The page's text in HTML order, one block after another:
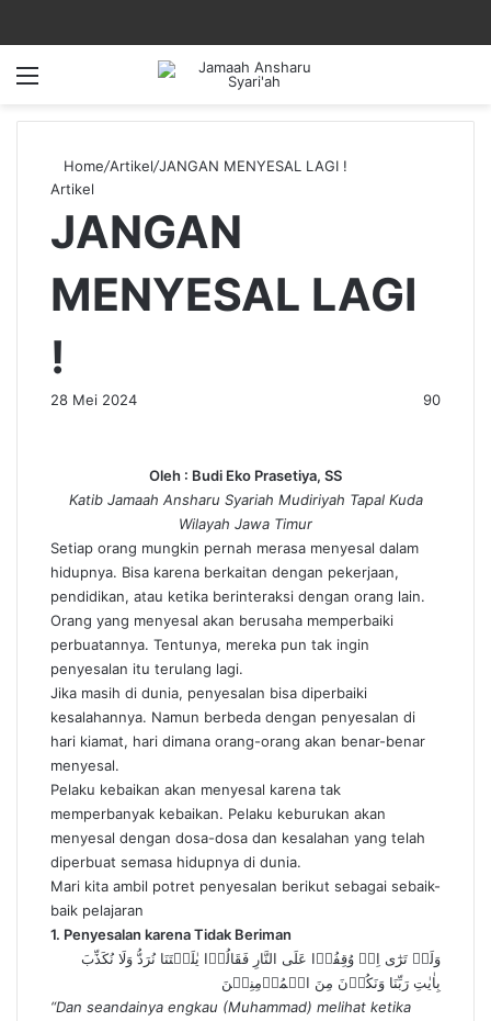
Home/Artikel/JANGAN MENYESAL LAGI !
Artikel
JANGAN
MENYESAL LAGI
!
28 Mei 2024 90
Oleh : Budi Eko Prasetiya, SS
Katib Jamaah Ansharu Syariah Mudiriyah Tapal Kuda
Wilayah Jawa Timur
Setiap orang mungkin pernah merasa menyesal dalam
hidupnya. Bisa karena berkaitan dengan pekerjaan,
pendidikan, atau ketika berinteraksi dengan orang lain.
Orang yang menyesal akan berusaha memperbaiki
perbuatannya. Tentunya, mereka pun tak ingin
penyesalan itu terulang lagi.
Jika masih di dunia, penyesalan bisa diperbaiki
kesalahannya. Namun berbeda dengan penyesalan di
hari kiamat, hari dimana orang-orang akan benar-benar
menyesal.
Pelaku kebaikan akan menyesal karena tak
memperbanyak kebaikan. Pelaku keburukan akan
menyesal dengan dosa-dosa dan kesalahan yang telah
diperbuat semasa hidupnya di dunia.
Mari kita ambil potret penyesalan berikut sebagai sebaik-
baik pelajaran
1. Penyesalan karena Tidak Beriman
وَلَوۡ تَرٰٓى اِذۡ وُقِفُوۡا عَلَى النَّارِ فَقَالُوۡا يٰلَيۡتَنَا نُرَدُّ وَلَا نُكَذِّبَ
بِاٰيٰتِ رَبِّنَا وَنَكُوۡنَ مِنَ الۡمُؤۡمِنِيۡنَ
“Dan seandainya engkau (Muhammad) melihat ketika